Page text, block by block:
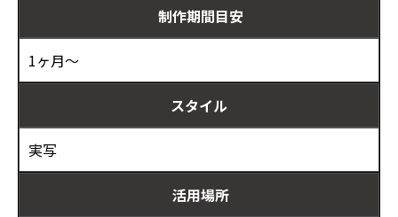
制作期間目安
1ヶ月～
スタイル
実写
活用場所